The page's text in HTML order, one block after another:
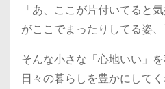
「あ、ここが片付いてると
がここでまったりしてる姿、
そんな小さな「心地いい」
日々の暮らしを豊かにして